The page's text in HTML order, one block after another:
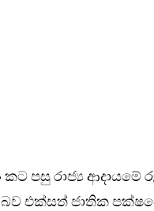
කට පසු රාජ්‍ය
එක්සත් ජාතික